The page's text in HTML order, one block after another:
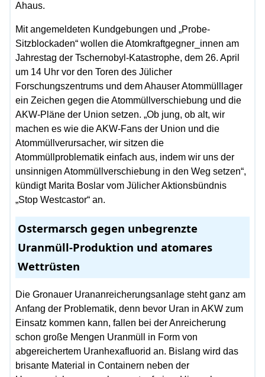
Ahaus.
Mit angemeldeten Kundgebungen und „Probe-
Sitzblockaden“ wollen die Atomkraftgegner_innen am
Jahrestag der Tschernobyl-Katastrophe, dem 26. April
um 14 Uhr vor den Toren des Jülicher
Forschungszentrums und dem Ahauser Atommülllager
ein Zeichen gegen die Atommüllverschiebung und die
AKW-Pläne der Union setzen. „Ob jung, ob alt, wir
machen es wie die AKW-Fans der Union und die
Atommüllverursacher, wir sitzen die
Atommüllproblematik einfach aus, indem wir uns der
unsinnigen Atommüllverschiebung in den Weg setzen“,
kündigt Marita Boslar vom Jülicher Aktionsbündnis
„Stop Westcastor“ an.
Ostermarsch gegen unbegrenzte
Uranmüll-Produktion und atomares
Wettrüsten
Die Gronauer Urananreicherungsanlage steht ganz am
Anfang der Problematik, denn bevor Uran in AKW zum
Einsatz kommen kann, fallen bei der Anreicherung
schon große Mengen Uranmüll in Form von
abgereichertem Uranhexafluorid an. Bislang wird das
brisante Material in Containern neben der